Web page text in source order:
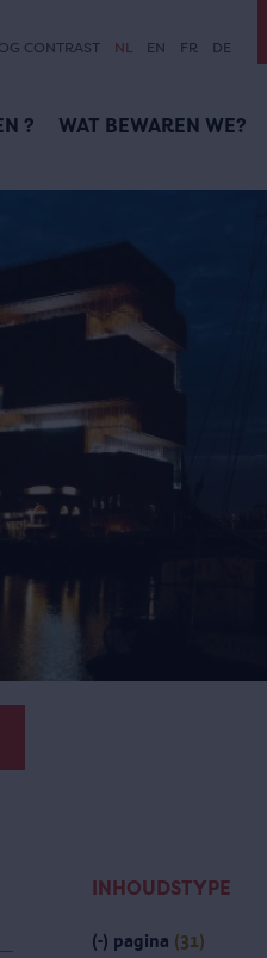
CONTRAST NL EN FR DE
? WAT BEWAREN WE?
INHOUDSTYPE
(-) pagina (31)